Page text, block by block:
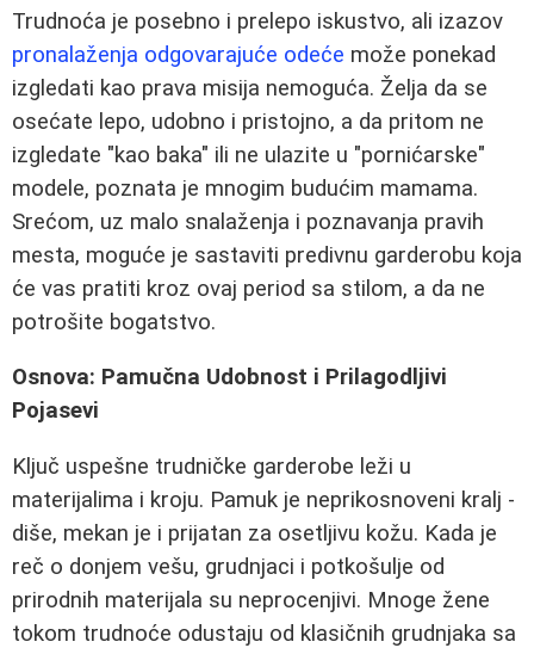
Trudnoća je posebno i prelepo iskustvo, ali izazov
pronalaženja odgovarajuće odeće može ponekad
izgledati kao prava misija nemoguća. Želja da se
osećate lepo, udobno i pristojno, a da pritom ne
izgledate "kao baka" ili ne ulazite u "pornićarske"
modele, poznata je mnogim budućim mamama.
Srećom, uz malo snalaženja i poznavanja pravih
mesta, moguće je sastaviti predivnu garderobu koja
će vas pratiti kroz ovaj period sa stilom, a da ne
potrošite bogatstvo.
Osnova: Pamučna Udobnost i Prilagodljivi
Pojasevi
Ključ uspešne trudničke garderobe leži u
materijalima i kroju. Pamuk je neprikosnoveni kralj -
diše, mekan je i prijatan za osetljivu kožu. Kada je
reč o donjem vešu, grudnjaci i potkošulje od
prirodnih materijala su neprocenjivi. Mnoge žene
tokom trudnoće odustaju od klasičnih grudnjaka sa